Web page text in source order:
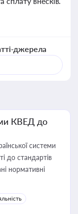
джерела
КВЕД до
системи
до стандартів
нормативні